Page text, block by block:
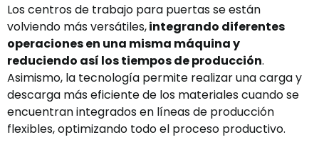
Los centros de trabajo para puertas se están
volviendo más versátiles,integrando diferentes
operaciones en una misma máquina y
reduciendo así los tiempos de producción.
Asimismo, la tecnología permite realizar una carga y
descarga más eficiente de los materiales cuando se
encuentran integrados en líneas de producción
flexibles, optimizando todo el proceso productivo.